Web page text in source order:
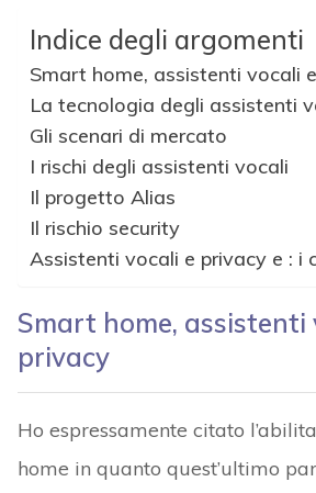
Indice degli argomenti
Smart home, assistenti vocali
La tecnologia degli assistenti
Gli scenari di mercato
I rischi degli assistenti vocali
Il progetto Alias
Il rischio security
Assistenti vocali e privacy e : i
Smart home, assistenti
privacy
Ho espressamente citato
home in quanto quest’ultimo